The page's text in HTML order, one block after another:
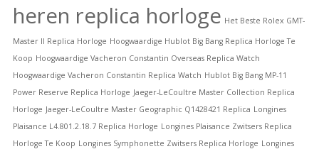
heren replica horloge Het Beste Rolex GMT-
Master II Replica Horloge Hoogwaardige Hublot Big Bang Replica Horloge Te
Koop Hoogwaardige Vacheron Constantin Overseas Replica Watch
Hoogwaardige Vacheron Constantin Replica Watch Hublot Big Bang MP-11
Power Reserve Replica Horloge Jaeger-LeCoultre Master Collection Replica
Horloge Jaeger-LeCoultre Master Geographic Q1428421 Replica Longines
Plaisance L4.801.2.18.7 Replica Horloge Longines Plaisance Zwitsers Replica
Horloge Te Koop Longines Symphonette Zwitsers Replica Horloge Longines